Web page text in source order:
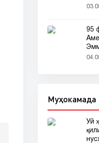
95
Муҳокамада
Уй